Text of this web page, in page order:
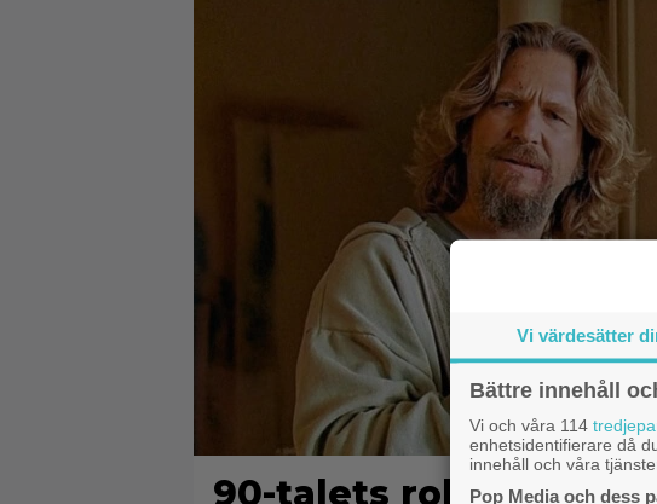
90-talets roligaste
Vi värdesätter
Bättre innehåll
Vi och våra 114
enhetsidentifierare då
innehåll och våra
Pop Media och dess